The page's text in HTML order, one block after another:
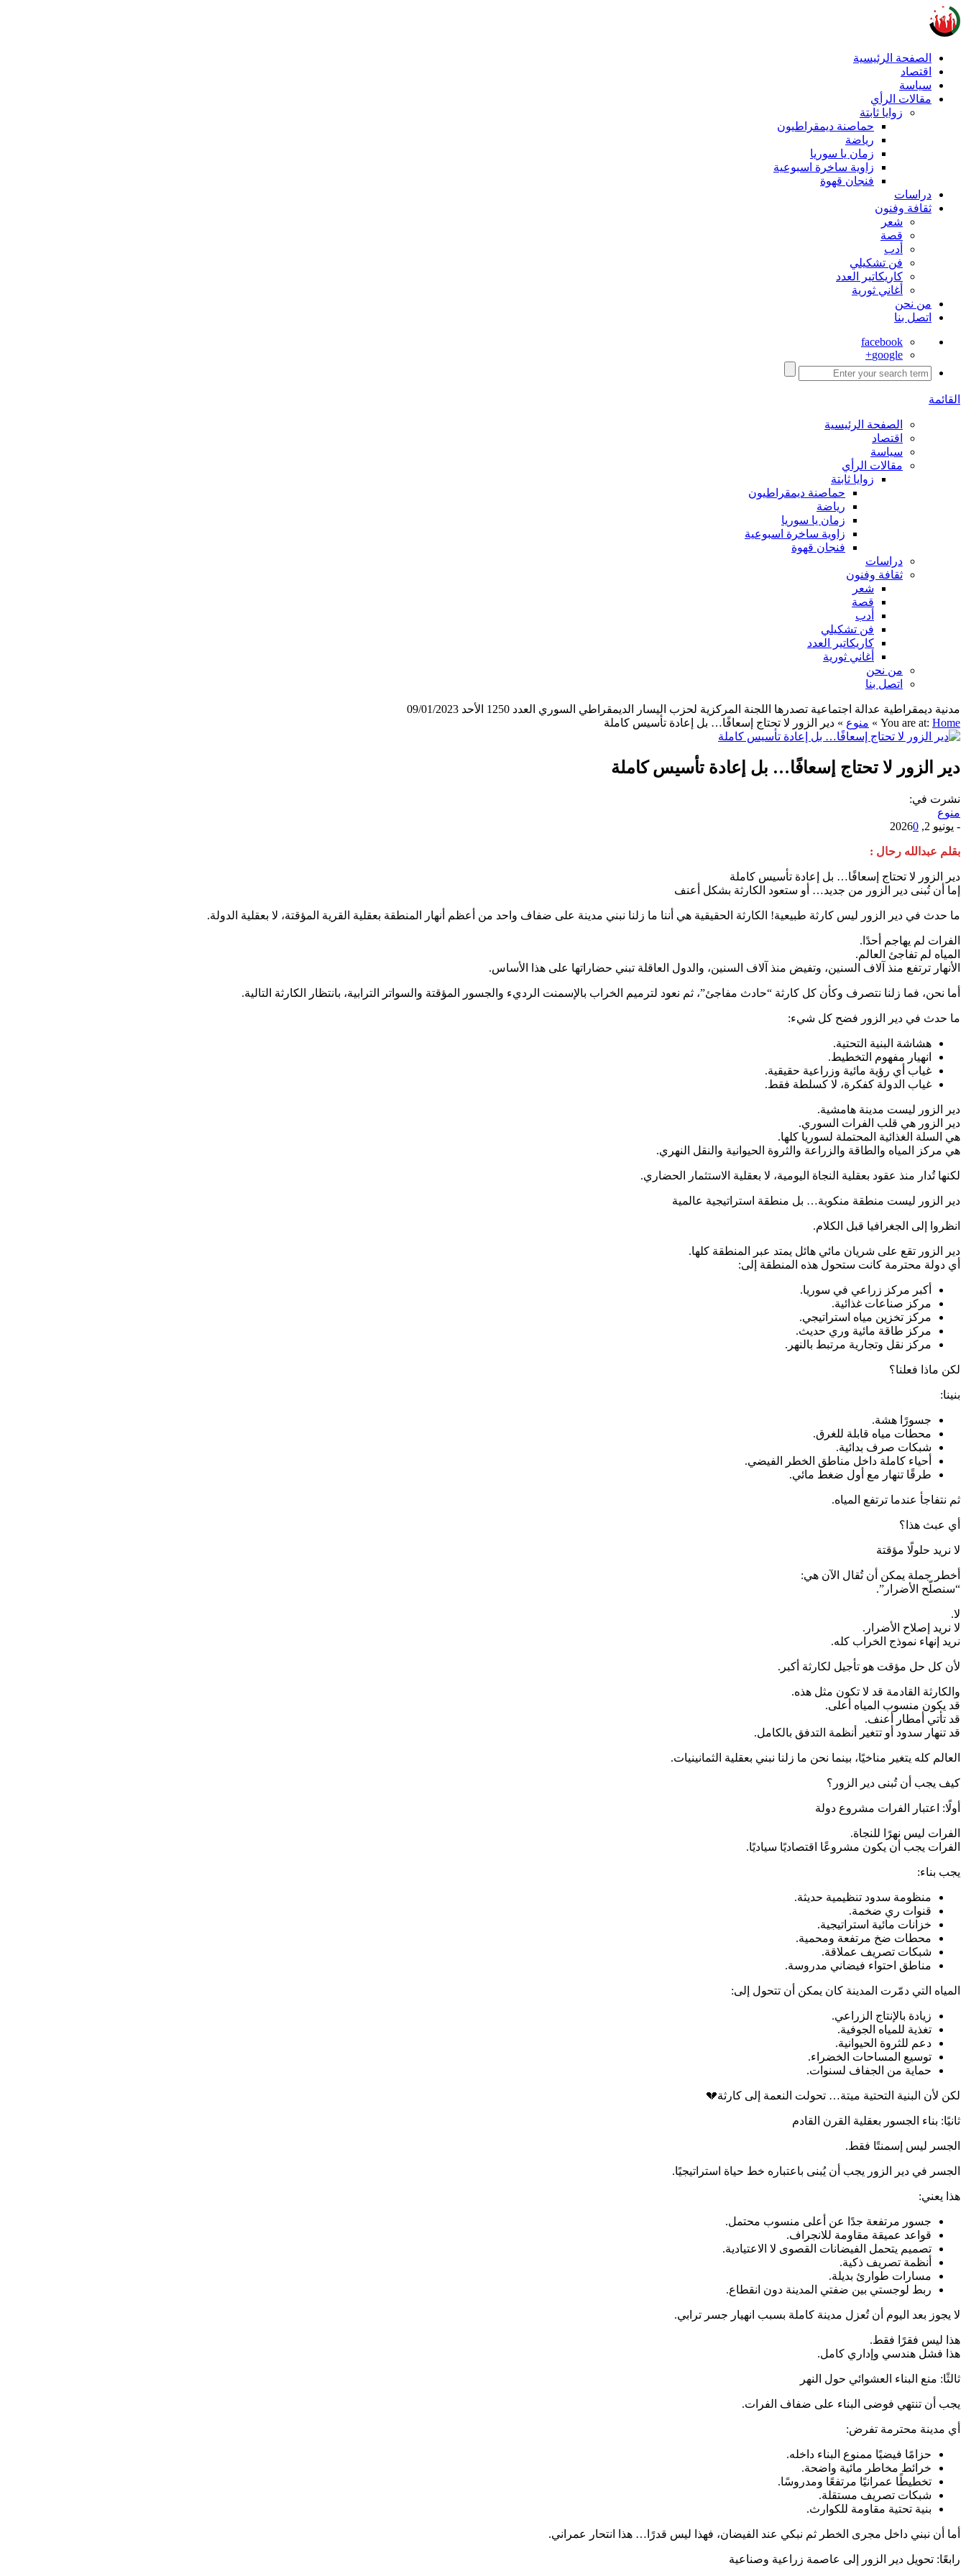
الصفحة الرئيسية
اقتصاد
سياسة
مقالات الرأي
زوايا ثابتة
حماصنة ديمقراطيون
رياضة
زمان يا سوريا
زاوية ساخرة اسبوعية
فنجان قهوة
دراسات
ثقافة وفنون
شعر
قصة
أدب
فن تشكيلي
كاريكاتير العدد
أغاني ثورية
من نحن
اتصل بنا
facebook
google+
القائمة
الصفحة الرئيسية
اقتصاد
سياسة
مقالات الرأي
زوايا ثابتة
حماصنة ديمقراطيون
رياضة
زمان يا سوريا
زاوية ساخرة اسبوعية
فنجان قهوة
دراسات
ثقافة وفنون
شعر
قصة
أدب
فن تشكيلي
كاريكاتير العدد
أغاني ثورية
من نحن
اتصل بنا
مدنية ديمقراطية عدالة اجتماعية تصدرها اللجنة المركزية لحزب اليسار الديمقراطي السوري العدد 1250 الأحد 09/01/2023
You are at: Home
» منوع » دير الزور لا تحتاج إسعافًا… بل إعادة تأسيس كاملة
دير الزور لا تحتاج إسعافًا… بل إعادة تأسيس كاملة
نشرت في:
منوع
- يونيو 2, 2026 0
بقلم عبدالله رحال :
دير الزور لا تحتاج إسعافًا… بل إعادة تأسيس كاملة
إما أن تُبنى دير الزور من جديد… أو ستعود الكارثة بشكل أعنف
ما حدث في دير الزور ليس كارثة طبيعية! الكارثة الحقيقية هي أننا ما زلنا نبني مدينة على ضفاف واحد من أعظم أنهار المنطقة بعقلية القرية المؤقتة، لا بعقلية الدولة.
الفرات لم يهاجم أحدًا.
المياه لم تفاجئ العالم.
الأنهار ترتفع منذ آلاف السنين، وتفيض منذ آلاف السنين، والدول العاقلة تبني حضاراتها على هذا الأساس.
أما نحن، فما زلنا نتصرف وكأن كل كارثة “حادث مفاجئ”، ثم نعود لترميم الخراب بالإسمنت الرديء والجسور المؤقتة والسواتر الترابية، بانتظار الكارثة التالية.
ما حدث في دير الزور فضح كل شيء:
هشاشة البنية التحتية.
انهيار مفهوم التخطيط.
غياب أي رؤية مائية وزراعية حقيقية.
غياب الدولة كفكرة، لا كسلطة فقط.
دير الزور ليست مدينة هامشية.
دير الزور هي قلب الفرات السوري.
هي السلة الغذائية المحتملة لسوريا كلها.
هي مركز المياه والطاقة والزراعة والثروة الحيوانية والنقل النهري.
لكنها تُدار منذ عقود بعقلية النجاة اليومية، لا بعقلية الاستثمار الحضاري.
دير الزور ليست منطقة منكوبة… بل منطقة استراتيجية عالمية
انظروا إلى الجغرافيا قبل الكلام.
دير الزور تقع على شريان مائي هائل يمتد عبر المنطقة كلها.
أي دولة محترمة كانت ستحول هذه المنطقة إلى:
أكبر مركز زراعي في سوريا.
مركز صناعات غذائية.
مركز تخزين مياه استراتيجي.
مركز طاقة مائية وري حديث.
مركز نقل وتجارية مرتبط بالنهر.
لكن ماذا فعلنا؟
بنينا:
جسورًا هشة.
محطات مياه قابلة للغرق.
شبكات صرف بدائية.
أحياء كاملة داخل مناطق الخطر الفيضي.
طرقًا تنهار مع أول ضغط مائي.
ثم نتفاجأ عندما ترتفع المياه.
أي عبث هذا؟
لا نريد حلولًا مؤقتة
أخطر جملة يمكن أن تُقال الآن هي:
“سنصلّح الأضرار”.
لا.
لا نريد إصلاح الأضرار.
نريد إنهاء نموذج الخراب كله.
لأن كل حل مؤقت هو تأجيل لكارثة أكبر.
والكارثة القادمة قد لا تكون مثل هذه.
قد يكون منسوب المياه أعلى.
قد تأتي أمطار أعنف.
قد تنهار سدود أو تتغير أنظمة التدفق بالكامل.
العالم كله يتغير مناخيًا، بينما نحن ما زلنا نبني بعقلية الثمانينيات.
كيف يجب أن تُبنى دير الزور؟
أولًا: اعتبار الفرات مشروع دولة
الفرات ليس نهرًا للنجاة.
الفرات يجب أن يكون مشروعًا اقتصاديًا سياديًا.
يجب بناء:
منظومة سدود تنظيمية حديثة.
قنوات ري ضخمة.
خزانات مائية استراتيجية.
محطات ضخ مرتفعة ومحمية.
شبكات تصريف عملاقة.
مناطق احتواء فيضاني مدروسة.
المياه التي دمّرت المدينة كان يمكن أن تتحول إلى:
زيادة بالإنتاج الزراعي.
تغذية للمياه الجوفية.
دعم للثروة الحيوانية.
توسيع المساحات الخضراء.
حماية من الجفاف لسنوات.
لكن لأن البنية التحتية ميتة… تحولت النعمة إلى كارثة💔
ثانيًا: بناء الجسور بعقلية القرن القادم
الجسر ليس إسمنتًا فقط.
الجسر في دير الزور يجب أن يُبنى باعتباره خط حياة استراتيجيًا.
هذا يعني:
جسور مرتفعة جدًا عن أعلى منسوب محتمل.
قواعد عميقة مقاومة للانجراف.
تصميم يتحمل الفيضانات القصوى لا الاعتيادية.
أنظمة تصريف ذكية.
مسارات طوارئ بديلة.
ربط لوجستي بين ضفتي المدينة دون انقطاع.
لا يجوز بعد اليوم أن تُعزل مدينة كاملة بسبب انهيار جسر ترابي.
هذا ليس فقرًا فقط.
هذا فشل هندسي وإداري كامل.
ثالثًا: منع البناء العشوائي حول النهر
يجب أن تنتهي فوضى البناء على ضفاف الفرات.
أي مدينة محترمة تفرض:
حزامًا فيضيًا ممنوع البناء داخله.
خرائط مخاطر مائية واضحة.
تخطيطًا عمرانيًا مرتفعًا ومدروسًا.
شبكات تصريف مستقلة.
بنية تحتية مقاومة للكوارث.
أما أن نبني داخل مجرى الخطر ثم نبكي عند الفيضان، فهذا ليس قدرًا… هذا انتحار عمراني.
رابعًا: تحويل دير الزور إلى عاصمة زراعية وصناعية